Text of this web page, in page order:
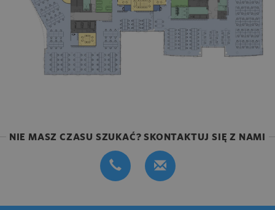
NIE MASZ CZASU SZUKAĆ? SKONTAKTUJ SIĘ Z NAMI